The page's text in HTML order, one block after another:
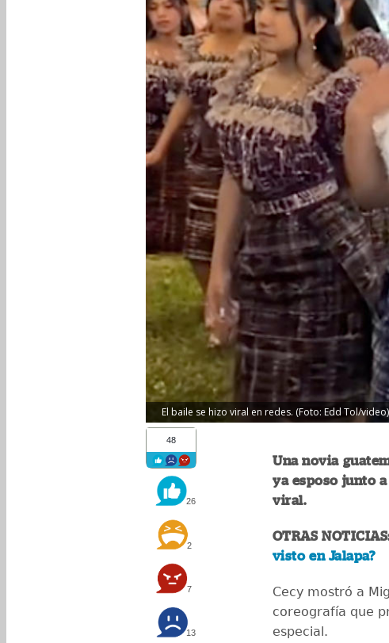
El baile se hizo viral en redes. (Foto: Edd Tol/video)
48
26
2
7
13
Una novia
ya esposo junto
viral.
OTRAS
visto en Jalapa?
Cecy mostró a
coreografía que
especial.